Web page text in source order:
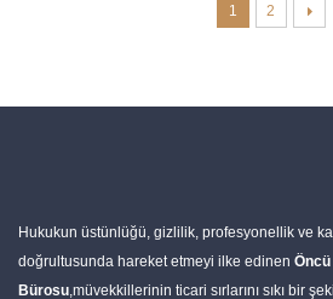
1 2
Hukukun üstünlüğü, gizlilik, profesyonellik ve
doğrultusunda hareket etmeyi ilke edinen
Bürosu ,müvekkillerinin ticari sırlarını sıkı bir